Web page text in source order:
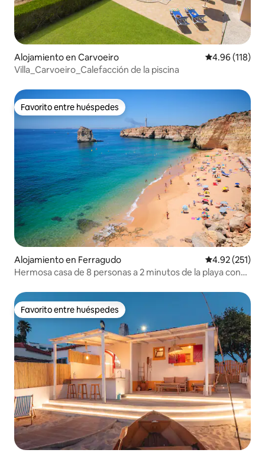
Alojamiento en Carvoeiro Calificación
4.96 (118)
Villa_Carvoeiro_Calefacción de la piscina
Favorito entre huéspedes
Favorito entre huéspedes
Alojamiento en Ferragudo Calificación
4.92 (251)
Hermosa casa de 8 personas a 2 minutos de la playa con
Favorito entre huéspedes
Favorito entre huéspedes